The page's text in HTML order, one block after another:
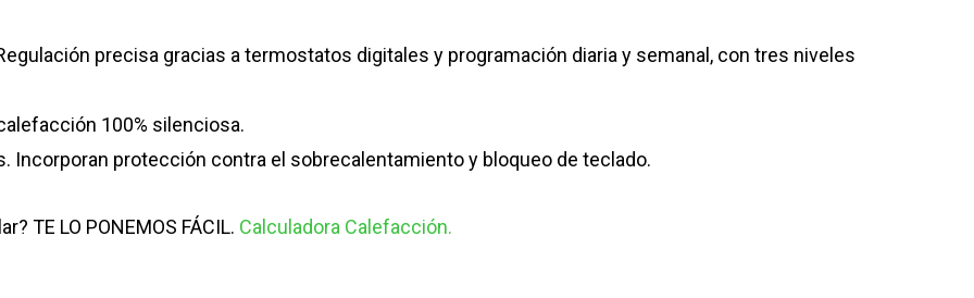
precisa gracias a termostatos digitales y programación diaria y semanal, con tres niveles
100% silenciosa.
Incorporan protección contra el sobrecalentamiento y bloqueo de teclado.
TE LO PONEMOS FÁCIL. Calculadora Calefacción.